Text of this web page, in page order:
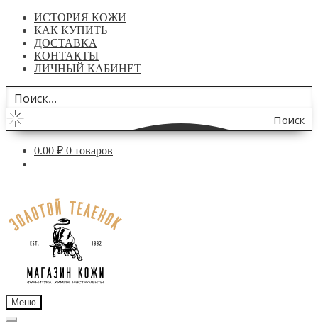
ИСТОРИЯ КОЖИ
КАК КУПИТЬ
ДОСТАВКА
КОНТАКТЫ
ЛИЧНЫЙ КАБИНЕТ
Поиск
по
0.00 ₽ 0 товаров
навигации
содержимому
Меню